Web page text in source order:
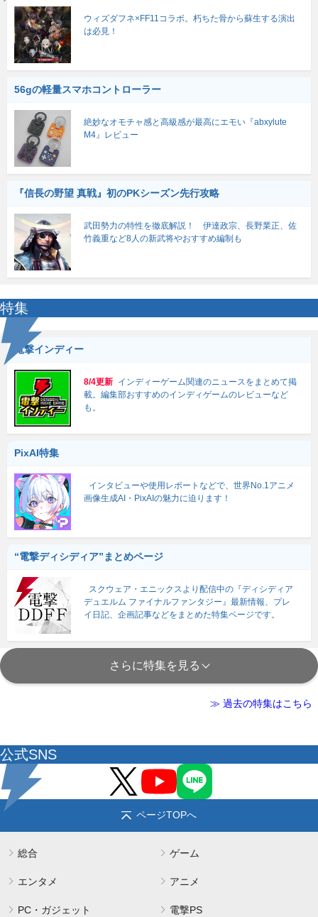
ウィズダフネ×FF11コラボ。朽ちた骨から蘇生する演出
は必見！
56gの軽量スマホコントローラー
絶妙なオモチャ感と高級感が最高にエモい『abxylute
M4』レビュー
『信長の野望 真戦』初のPKシーズン先行攻略
武田勢力の特性を徹底解説！ 伊達政宗、長野業正、佐
竹義重など8人の新武将やおすすめ編制も
特集
電撃インディー
8/4更新 インディーゲーム関連のニュースをまとめて掲
載。編集部おすすめのインディゲームのレビューなど
も。
PixAI特集
インタビューや使用レポートなどで、世界No.1アニメ
画像生成AI・PixAIの魅力に迫ります！
“電撃ディシディア”まとめページ
スクウェア・エニックスより配信中の『ディシディア
デュエルム ファイナルファンタジー』最新情報、プレ
イ日記、企画記事などをまとめた特集ページです。
さらに特集を見る
≫ 過去の特集はこちら
公式SNS
ページTOPへ
総合 ゲーム
エンタメ アニメ
PC・ガジェット 電撃PS